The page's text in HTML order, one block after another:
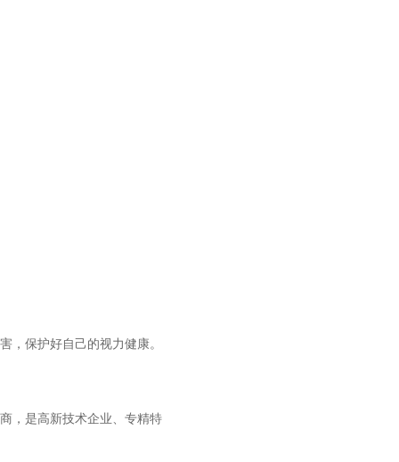
，保护好自己的视力健康。
，是高新技术企业、专精特